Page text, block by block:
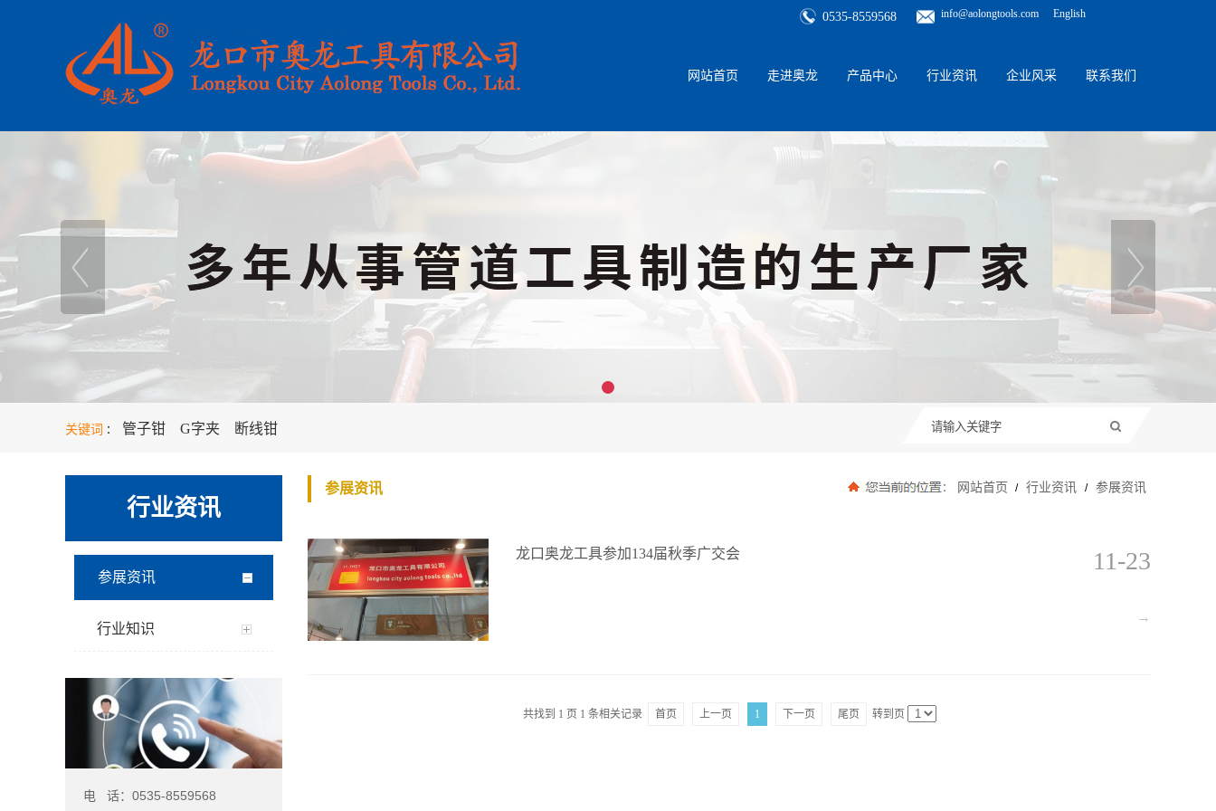
0535-8559568 info@aolongtools.com English
网站首页 走进奥龙 产品中心 行业资讯 企业风采 联系我们
关键词 ： 管子钳 G字夹 断线钳
行业资讯
参展资讯
行业知识
电 话：0535-8559568
参展资讯 网站首页 / 行业资讯 / 参展资讯
龙口奥龙工具参加134届秋季广交会 11-23
→
共找到 1 页 1 条相关记录 首页 上一页 1 下一页 尾页 转到页